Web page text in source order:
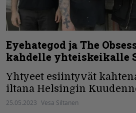
Eyehategod ja The
kahdelle yhteiskeikalle
Yhtyeet esiintyvät
iltana Helsingin
25.05.2023 Vesa Siltanen